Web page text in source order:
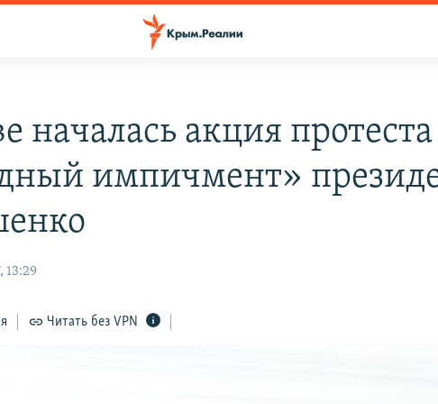
началась акция протеста
импичмент»
13:29
Читать без VPN